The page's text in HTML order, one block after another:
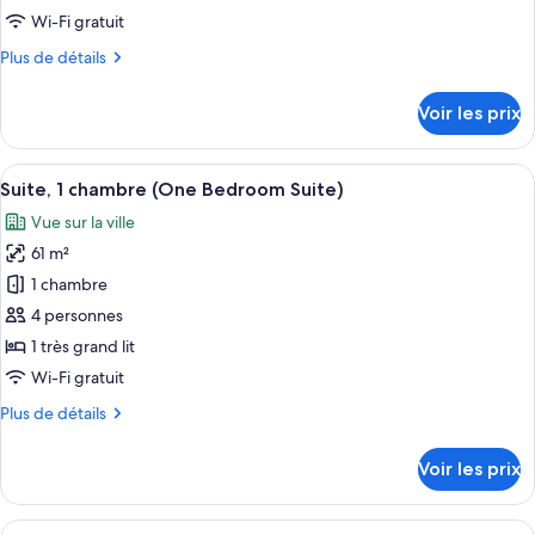
lit
type
chambre :
très
grand
lit,
cheminée
Wi-Fi gratuit
Plus de détails
Plus
le
type
de
Chambre
Deluxe,
très
grand
lit,
cheminée
Voir les prix
Afficher
toutes
les
photos
pour
ce
type
de
chambre :
Suite,
(One
Une chambre d’hôtel moderne,
15
Suite, 1 chambre (One Bedroom Suite)
Vue sur la ville
61 m²
1 chambre
4 personnes
1 très grand lit
Wi-Fi gratuit
Plus de détails
Plus
le
type
Voir les prix
Une chambre d’hôtel moderne